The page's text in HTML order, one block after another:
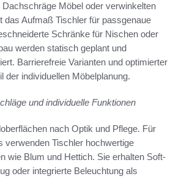
Dachschräge Möbel oder verwinkelten
das Aufmaß Tischler für passgenaue
Schränke für Nischen oder
werden statisch geplant und
Barrierefreie Varianten und optimierter
der individuellen Möbelplanung.
und individuelle Funktionen
nach Optik und Pflege. Für
verwenden Tischler hochwertige
wie Blum und Hettich. Sie erhalten Soft-
oder integrierte Beleuchtung als